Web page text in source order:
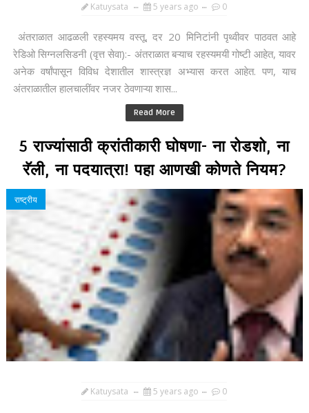
Katuysata 5 years ago 0
अंतराळात आढळली रहस्यमय वस्तू, दर 20 मिनिटांनी पृथ्वीवर पाठवत आहे
रेडिओ सिग्नलसिडनी (वृत्त सेवा):- अंतराळात बऱ्याच रहस्यमयी गोष्टी आहेत, यावर
अनेक वर्षांपासून विविध देशातील शास्त्रज्ञ अभ्यास करत आहेत. पण, याच
अंतराळातील हालचालींवर नजर ठेवणाऱ्या शास...
Read More
5 राज्यांसाठी क्रांतीकारी घोषणा- ना रोडशो, ना
रॅली, ना पदयात्रा! पहा आणखी कोणते नियम?
राष्ट्रीय
Katuysata 5 years ago 0